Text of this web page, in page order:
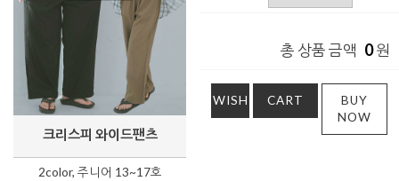
크리스피 와이드팬츠
2color, 주니어 13~17호
총 상품 금액 0원
WISH CART
BUY
NOW